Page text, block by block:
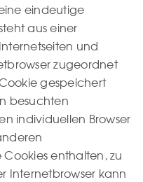
eindeutige
aus einer
und
zugeordnet
gespeichert
besuchten
individuellen Browser
enthalten, zu
Internetbrowser kann